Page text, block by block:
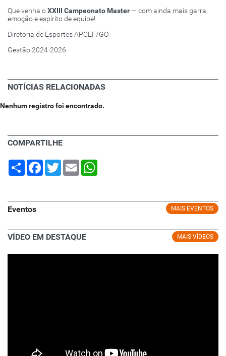
Que venha oXXIII Campeonato Master— com ainda mais garra,
emoção e espírito de equipe!
Diretoria de Esportes APCEF/GO
Gestão 2024-2026
NOTÍCIAS RELACIONADAS
Nenhum registro foi encontrado.
COMPARTILHE
Share Facebook
TwitterEmail
MAIS EVENTOS
Eventos
MAIS VÍDEOS
VÍDEO EM DESTAQUE